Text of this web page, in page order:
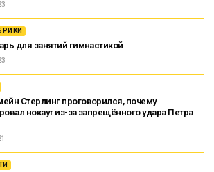
для занятий гимнастикой
Стерлинг проговорился, почему
нокаут из-за запрещённого удара Петра